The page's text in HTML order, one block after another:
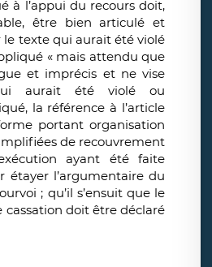
à l’appui du recours doit,
être bien articulé et
texte qui aurait été violé
« mais attendu que
et imprécis et ne vise
aurait été violé ou
la référence à l’article
portant organisation
de recouvrement
ayant été faite
étayer l’argumentaire du
; qu’il s’ensuit que le
doit être déclaré